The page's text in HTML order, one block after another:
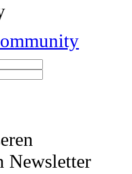
Newsletter